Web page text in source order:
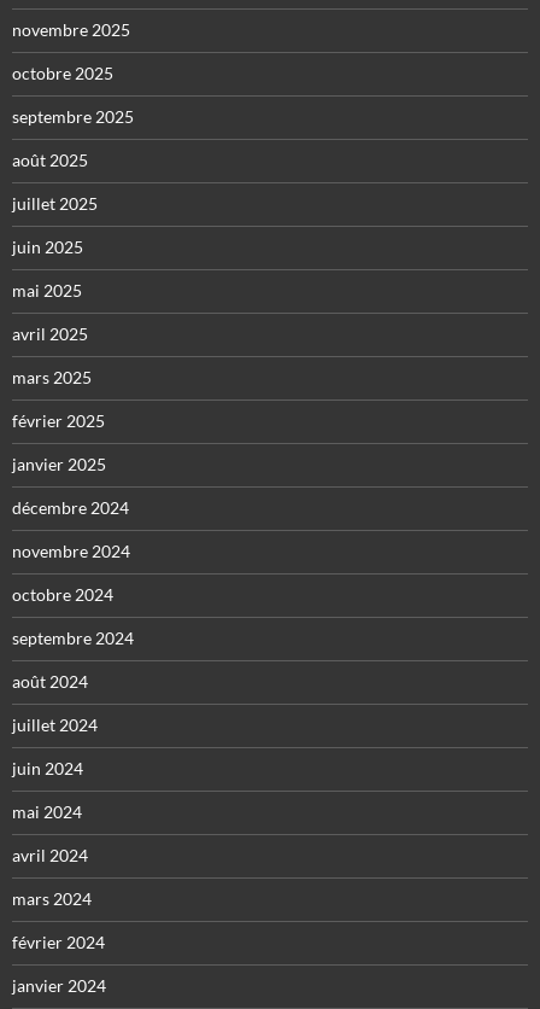
novembre 2025
octobre 2025
septembre 2025
août 2025
juillet 2025
juin 2025
mai 2025
avril 2025
mars 2025
février 2025
janvier 2025
décembre 2024
novembre 2024
octobre 2024
septembre 2024
août 2024
juillet 2024
juin 2024
mai 2024
avril 2024
mars 2024
février 2024
janvier 2024